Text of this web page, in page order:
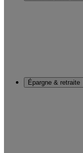
Épargne & retraite